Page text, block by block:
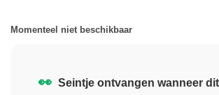
Momenteel niet beschikbaar
👀 Seintje ontvangen wanneer